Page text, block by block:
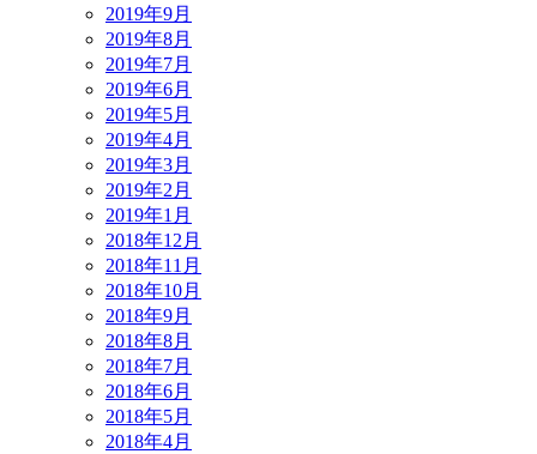
2019年9月
2019年8月
2019年7月
2019年6月
2019年5月
2019年4月
2019年3月
2019年2月
2019年1月
2018年12月
2018年11月
2018年10月
2018年9月
2018年8月
2018年7月
2018年6月
2018年5月
2018年4月